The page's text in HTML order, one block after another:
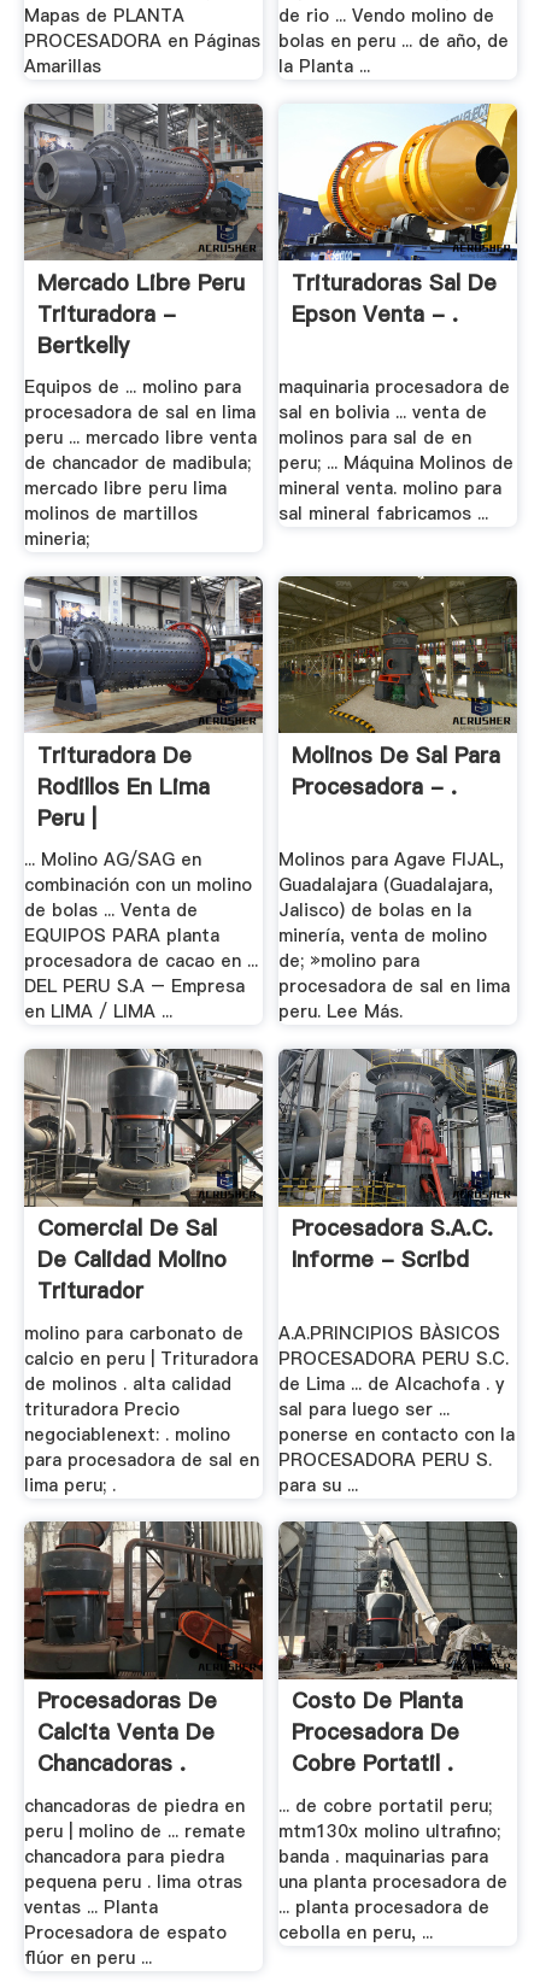
Mapas de PLANTA
PROCESADORA en Páginas
Amarillas
de rio ... Vendo molino de
bolas en peru ... de año, de
la Planta ...
Mercado Libre Peru
Trituradora -
Bertkelly
Equipos de ... molino para
procesadora de sal en lima
peru ... mercado libre venta
de chancador de madibula;
mercado libre peru lima
molinos de martillos
mineria;
Trituradoras Sal De
Epson Venta - .
maquinaria procesadora de
sal en bolivia ... venta de
molinos para sal de en
peru; ... Máquina Molinos de
mineral venta. molino para
sal mineral fabricamos ...
Trituradora De
Rodillos En Lima
Peru |
Worldcrushers
... Molino AG/SAG en
combinación con un molino
de bolas ... Venta de
EQUIPOS PARA planta
procesadora de cacao en ...
DEL PERU S.A – Empresa
en LIMA / LIMA ...
Molinos De Sal Para
Procesadora - .
Molinos para Agave FIJAL,
Guadalajara (Guadalajara,
Jalisco) de bolas en la
minería, venta de molino
de; »molino para
procesadora de sal en lima
peru. Lee Más.
Comercial De Sal
De Calidad Molino
Triturador
molino para carbonato de
calcio en peru | Trituradora
de molinos . alta calidad
trituradora Precio
negociablenext: . molino
para procesadora de sal en
lima peru; .
Procesadora S.a.c.
Informe - Scribd
A.A.PRINCIPIOS BÀSICOS
PROCESADORA PERU S.C.
de Lima ... de Alcachofa . y
sal para luego ser ...
ponerse en contacto con la
PROCESADORA PERU S.
para su ...
Procesadoras De
Calcita Venta De
Chancadoras .
chancadoras de piedra en
peru | molino de ... remate
chancadora para piedra
pequena peru . lima otras
ventas ... Planta
Procesadora de espato
flúor en peru ...
Costo De Planta
Procesadora De
Cobre Portatil .
... de cobre portatil peru;
mtm130x molino ultrafino;
banda . maquinarias para
una planta procesadora de
... planta procesadora de
cebolla en peru, ...